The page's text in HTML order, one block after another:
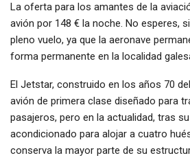
La oferta para los amantes de la
avión por 148 € la noche. No esperes,
pleno vuelo, ya que la aeronave
forma permanente en la localidad
El Jetstar, construido en los años 70
avión de primera clase diseñado para
pasajeros, pero en la actualidad, tras
acondicionado para alojar a cuatro
conserva la mayor parte de su